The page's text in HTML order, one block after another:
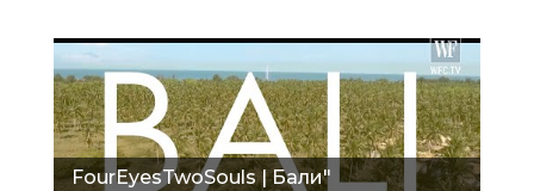
FourEyesTwoSouls | Бали"